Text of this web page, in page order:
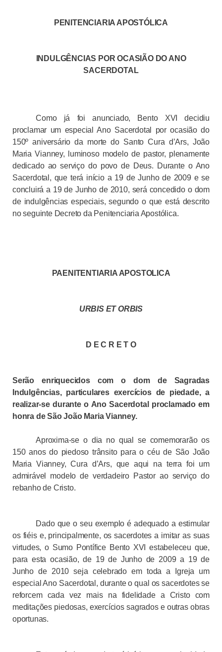
PENITENCIARIA APOSTÓLICA
INDULGÊNCIAS POR OCASIÃO DO ANO
SACERDOTAL
Como já foi anunciado, Bento XVI decidiu
proclamar um especial Ano Sacerdotal por ocasião do
150º aniversário da morte do Santo Cura d’Ars, João
Maria Vianney, luminoso modelo de pastor, plenamente
dedicado ao serviço do povo de Deus. Durante o Ano
Sacerdotal, que terá início a 19 de Junho de 2009 e se
concluirá a 19 de Junho de 2010, será concedido o dom
de indulgências especiais, segundo o que está descrito
no seguinte Decreto da Penitenciaria Apostólica.
PAENITENTIARIA APOSTOLICA
URBIS ET ORBIS
D E C R E T O
Serão enriquecidos com o dom de Sagradas
Indulgências, particulares exercícios de piedade, a
realizar-se durante o Ano Sacerdotal proclamado em
honra de São João Maria Vianney.
Aproxima-se o dia no qual se comemorarão os
150 anos do piedoso trânsito para o céu de São João
Maria Vianney, Cura d’Ars, que aqui na terra foi um
admirável modelo de verdadeiro Pastor ao serviço do
rebanho de Cristo.
Dado que o seu exemplo é adequado a estimular
os fiéis e, principalmente, os sacerdotes a imitar as suas
virtudes, o Sumo Pontífice Bento XVI estabeleceu que,
para esta ocasião, de 19 de Junho de 2009 a 19 de
Junho de 2010 seja celebrado em toda a Igreja um
especial Ano Sacerdotal, durante o qual os sacerdotes se
reforcem cada vez mais na fidelidade a Cristo com
meditações piedosas, exercícios sagrados e outras obras
oportunas.